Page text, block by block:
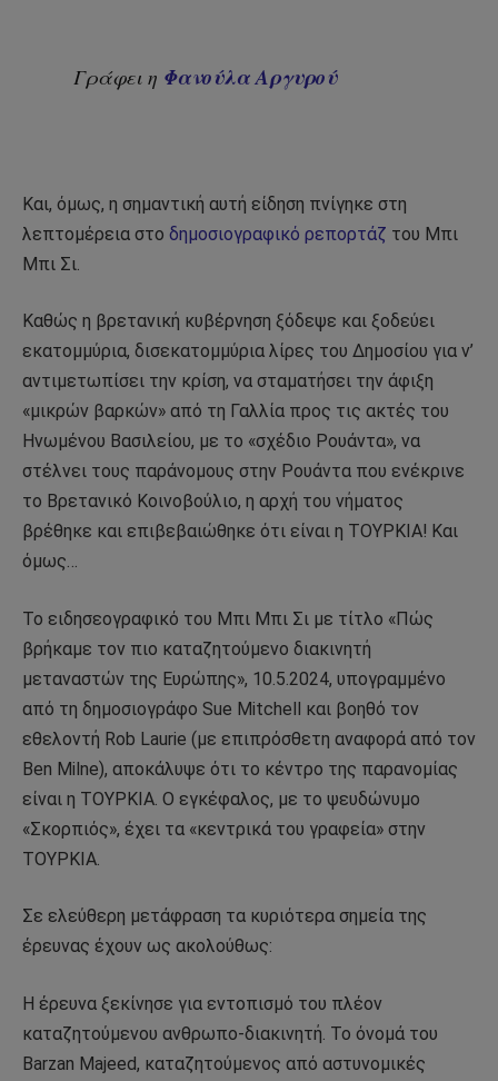
Γράφει η Φανούλα Αργυρού
Και, όμως, η σημαντική αυτή είδηση πνίγηκε στη
λεπτομέρεια στο δημοσιογραφικό ρεπορτάζ του Μπι
Μπι Σι.
Καθώς η βρετανική κυβέρνηση ξόδεψε και ξοδεύει
εκατομμύρια, δισεκατομμύρια λίρες του Δημοσίου για ν’
αντιμετωπίσει την κρίση, να σταματήσει την άφιξη
«μικρών βαρκών» από τη Γαλλία προς τις ακτές του
Ηνωμένου Βασιλείου, με το «σχέδιο Ρουάντα», να
στέλνει τους παράνομους στην Ρουάντα που ενέκρινε
το Βρετανικό Κοινοβούλιο, η αρχή του νήματος
βρέθηκε και επιβεβαιώθηκε ότι είναι η ΤΟΥΡΚΙΑ! Και
όμως…
Το ειδησεογραφικό του Μπι Μπι Σι με τίτλο «Πώς
βρήκαμε τον πιο καταζητούμενο διακινητή
μεταναστών της Ευρώπης», 10.5.2024, υπογραμμένο
από τη δημοσιογράφο Sue Mitchell και βοηθό τον
εθελοντή Rob Laurie (με επιπρόσθετη αναφορά από τον
Ben Milne), αποκάλυψε ότι το κέντρο της παρανομίας
είναι η ΤΟΥΡΚΙΑ. Ο εγκέφαλος, με το ψευδώνυμο
«Σκορπιός», έχει τα «κεντρικά του γραφεία» στην
ΤΟΥΡΚΙΑ.
Σε ελεύθερη μετάφραση τα κυριότερα σημεία της
έρευνας έχουν ως ακολούθως:
Η έρευνα ξεκίνησε για εντοπισμό του πλέον
καταζητούμενου ανθρωπο-διακινητή. Το όνομά του
Barzan Majeed, καταζητούμενος από αστυνομικές